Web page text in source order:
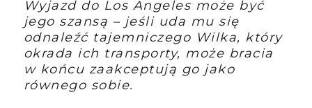
Wyjazd do Los Angeles może być
jego szansą – jeśli uda mu się
odnaleźć tajemniczego Wilka, który
okrada ich transporty, może bracia
w końcu zaakceptują go jako
równego sobie.